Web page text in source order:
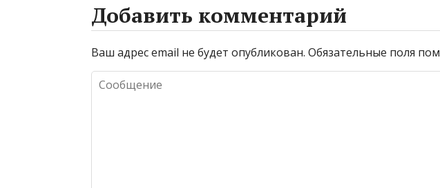
Добавить комментарий
Ваш адрес email не будет опубликован. Обязательные поля